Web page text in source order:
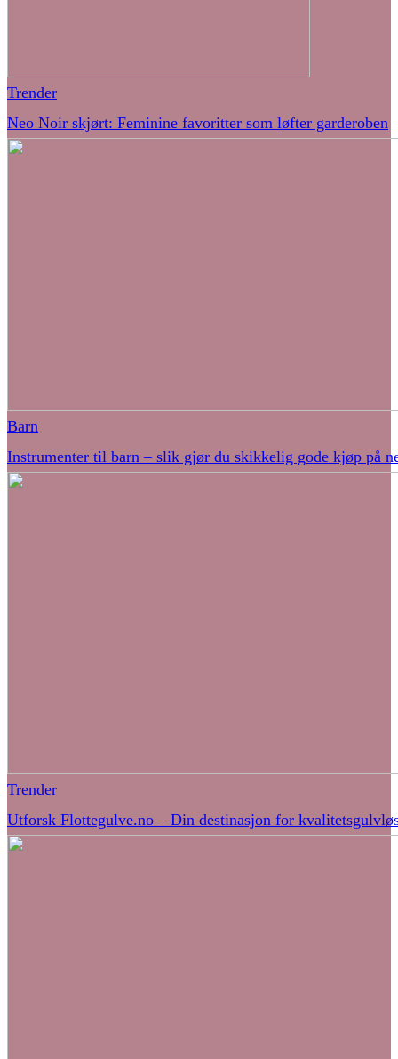
Trender
Neo Noir skjørt: Feminine favoritter som løfter garderoben
Barn
Instrumenter til barn – slik gjør du skikkelig gode kjøp på
Trender
Utforsk Flottegulve.no – Din destinasjon for